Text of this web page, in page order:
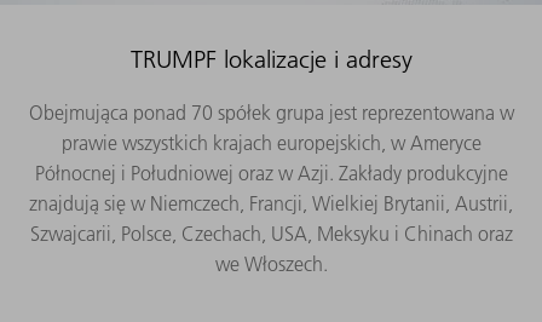
TRUMPF lokalizacje i adresy
Obejmująca ponad 70 spółek grupa jest reprezentowana w
prawie wszystkich krajach europejskich, w Ameryce
Północnej i Południowej oraz w Azji. Zakłady produkcyjne
znajdują się w Niemczech, Francji, Wielkiej Brytanii, Austrii,
Szwajcarii, Polsce, Czechach, USA, Meksyku i Chinach oraz
we Włoszech.